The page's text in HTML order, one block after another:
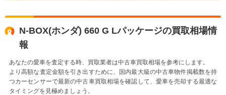
N-BOX(ホンダ) 660 G Lパッケージの買取相場情
報
あなたの愛車を査定する時、買取業者は中古車買取相場を参考にします。
より高額な査定金額を引き出すために、国内最大級の中古車物件掲載数を持
つカーセンサーで最新の中古車買取相場を確認して、愛車を売却する最適な
タイミングを見極めましょう。